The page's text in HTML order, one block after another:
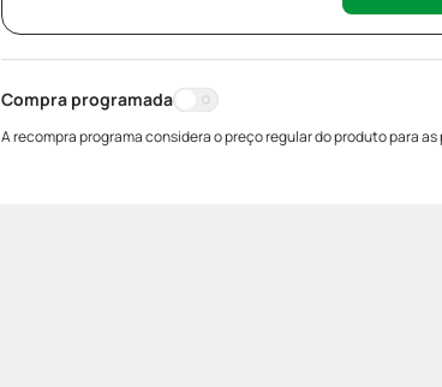
Compra programada
A recompra programa considera o preço regular do produto para as